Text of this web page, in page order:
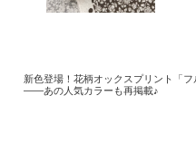
新色登場！花柄オックスプリント「フ
――あの人気カラーも再掲載♪